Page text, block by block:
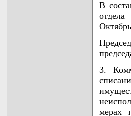
В
3.
мерах